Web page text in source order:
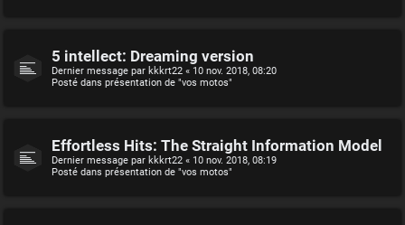
5 intellect: Dreaming version
Dernier message par kkkrt22 « 10 nov. 2018, 08:20
Posté dans présentation de "vos motos"
Effortless Hits: The Straight Information Model
Dernier message par kkkrt22 « 10 nov. 2018, 08:19
Posté dans présentation de "vos motos"